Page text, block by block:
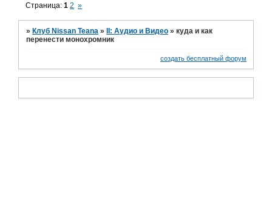
Страница:1 2 »
»Клуб Nissan Teana »II: Аудио и Bидео »куда и как
перенести монохромник
создать бесплатный форум